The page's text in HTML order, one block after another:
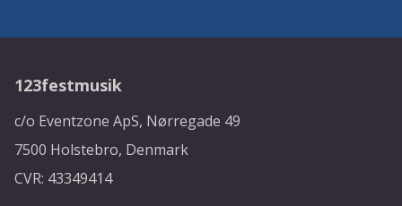
123festmusik
c/o Eventzone ApS, Nørregade 49
7500 Holstebro, Denmark
CVR: 43349414